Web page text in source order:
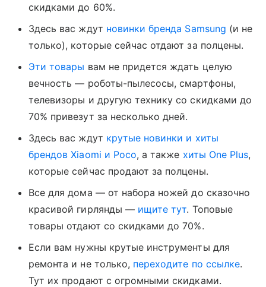
скидками до 60%.
Здесь вас ждут новинки бренда Samsung (и не
только), которые сейчас отдают за полцены.
Эти товары вам не придется ждать целую
вечность — роботы-пылесосы, смартфоны,
телевизоры и другую технику со скидками до
70% привезут за несколько дней.
Здесь вас ждут крутые новинки и хиты
брендов Xiaomi и Poco, а также хиты One Plus,
которые сейчас продают за полцены.
Все для дома — от набора ножей до сказочно
красивой гирлянды — ищите тут. Топовые
товары отдают со скидками до 70%.
Если вам нужны крутые инструменты для
ремонта и не только, переходите по ссылке.
Тут их продают с огромными скидками.